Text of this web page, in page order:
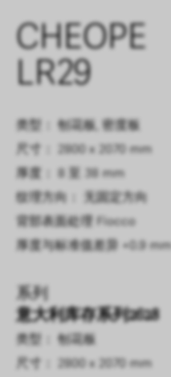
CHEOPE
LR29
类型： 刨花板, 密度板
尺寸： 2800 x 2070 mm
厚度： 8 至 38 mm
纹理方向： 无固定方向
背部表面处理
Fiocco
厚度与标准值差异
+0.9 mm
系列
意大利库存系列2628
类型： 刨花板
尺寸： 2800 x 2070 mm